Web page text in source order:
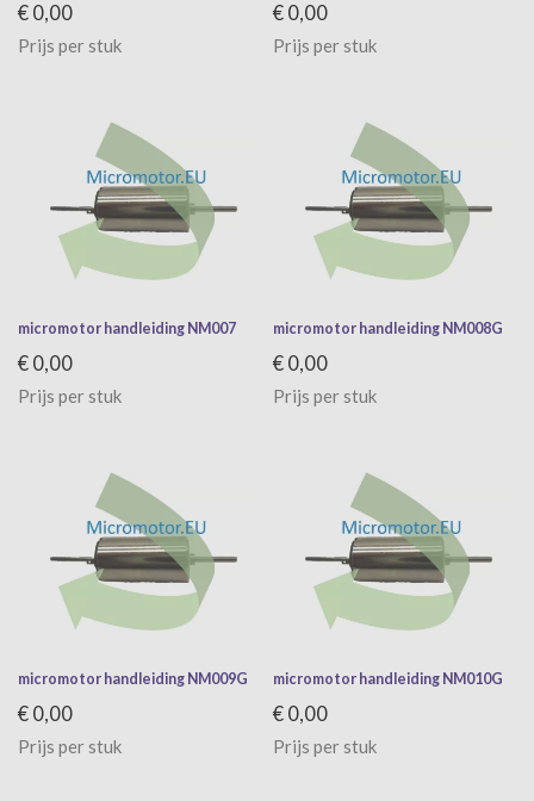
€ 0,00
Prijs per stuk
€ 0,00
Prijs per stuk
micromotor handleiding NM007
€ 0,00
Prijs per stuk
micromotor handleiding NM008G
€ 0,00
Prijs per stuk
micromotor handleiding NM009G
€ 0,00
Prijs per stuk
micromotor handleiding NM010G
€ 0,00
Prijs per stuk